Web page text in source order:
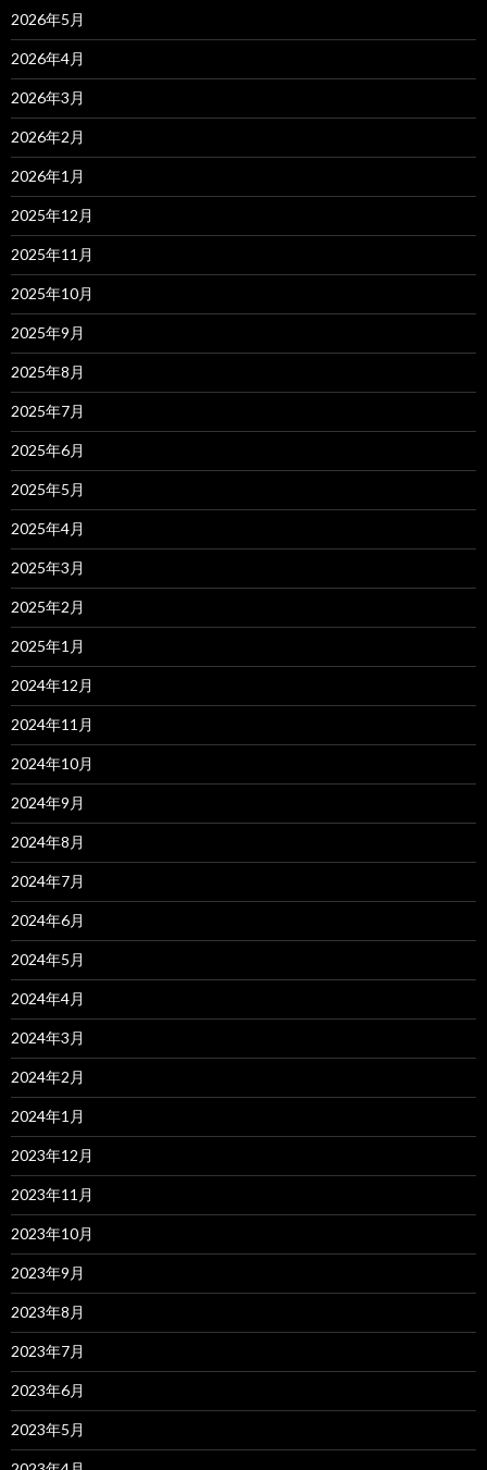
2026年5月
2026年4月
2026年3月
2026年2月
2026年1月
2025年12月
2025年11月
2025年10月
2025年9月
2025年8月
2025年7月
2025年6月
2025年5月
2025年4月
2025年3月
2025年2月
2025年1月
2024年12月
2024年11月
2024年10月
2024年9月
2024年8月
2024年7月
2024年6月
2024年5月
2024年4月
2024年3月
2024年2月
2024年1月
2023年12月
2023年11月
2023年10月
2023年9月
2023年8月
2023年7月
2023年6月
2023年5月